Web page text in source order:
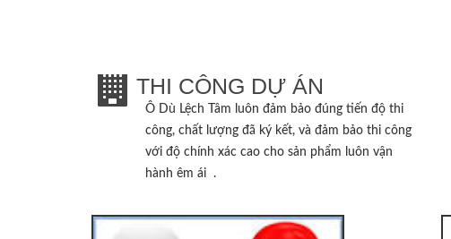
THI CÔNG DỰ ÁN
Ô Dù Lệch Tâm luôn đảm bảo đúng tiến độ thi
công, chất lượng đã ký kết, và đảm bảo thi công
với độ chính xác cao cho sản phẩm luôn vận
hành êm ái .